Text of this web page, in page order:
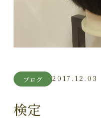
ブログ 2017.12.03
検定